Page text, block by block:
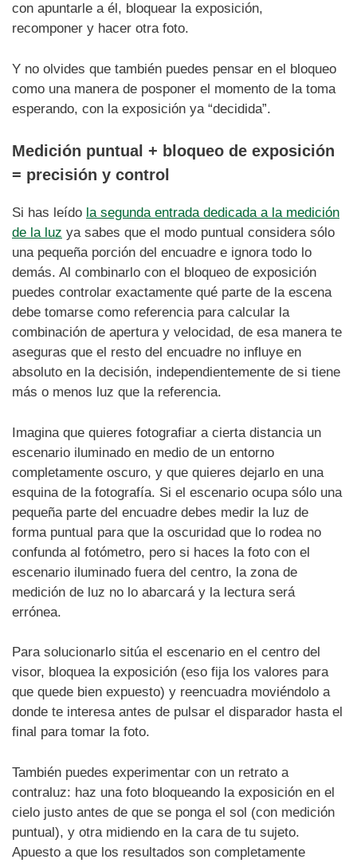
con apuntarle a él, bloquear la exposición,
recomponer y hacer otra foto.
Y no olvides que también puedes pensar en el bloqueo
como una manera de posponer el momento de la toma
esperando, con la exposición ya “decidida”.
Medición puntual + bloqueo de exposición
= precisión y control
Si has leído la segunda entrada dedicada a la medición
de la luz ya sabes que el modo puntual considera sólo
una pequeña porción del encuadre e ignora todo lo
demás. Al combinarlo con el bloqueo de exposición
puedes controlar exactamente qué parte de la escena
debe tomarse como referencia para calcular la
combinación de apertura y velocidad, de esa manera te
aseguras que el resto del encuadre no influye en
absoluto en la decisión, independientemente de si tiene
más o menos luz que la referencia.
Imagina que quieres fotografiar a cierta distancia un
escenario iluminado en medio de un entorno
completamente oscuro, y que quieres dejarlo en una
esquina de la fotografía. Si el escenario ocupa sólo una
pequeña parte del encuadre debes medir la luz de
forma puntual para que la oscuridad que lo rodea no
confunda al fotómetro, pero si haces la foto con el
escenario iluminado fuera del centro, la zona de
medición de luz no lo abarcará y la lectura será
errónea.
Para solucionarlo sitúa el escenario en el centro del
visor, bloquea la exposición (eso fija los valores para
que quede bien expuesto) y reencuadra moviéndolo a
donde te interesa antes de pulsar el disparador hasta el
final para tomar la foto.
También puedes experimentar con un retrato a
contraluz: haz una foto bloqueando la exposición en el
cielo justo antes de que se ponga el sol (con medición
puntual), y otra midiendo en la cara de tu sujeto.
Apuesto a que los resultados son completamente